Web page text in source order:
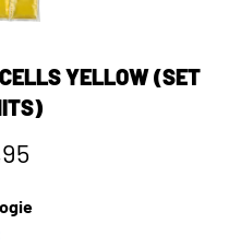
YELLOW (SET